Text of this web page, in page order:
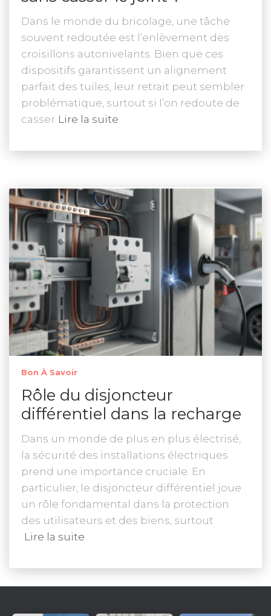
Dans le monde du bricolage, une tâche
souvent redoutée est l’enlèvement des
croisillons autonivelants. Bien que ces
dispositifs garantissent un alignement
parfait des tuiles, leur retrait peut sembler
problématique, surtout si l’on redoute de
casser Lire la suite
Bon À Savoir
Rôle du disjoncteur
différentiel dans la recharge
Dans un monde de plus en plus électrisé,
la sécurité des installations électriques
prend une importance cruciale. En
particulier, le disjoncteur différentiel joue
un rôle fondamental dans la protection
des utilisateurs et des biens, surtout
Lire la suite